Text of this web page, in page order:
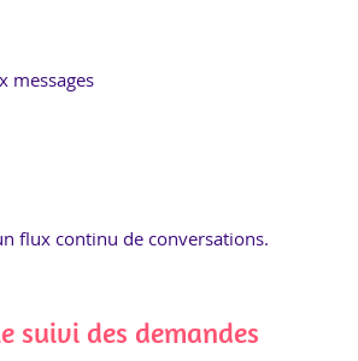
messages
flux continu de conversations.
suivi des demandes